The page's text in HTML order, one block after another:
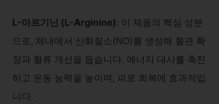
L-아르기닌 (L-Arginine): 이 제품의 핵심 성분
으로, 체내에서 산화질소(NO)를 생성해 혈관 확
장과 혈류 개선을 돕습니다. 에너지 대사를 촉진
하고 운동 능력을 높이며, 피로 회복에 효과적입
니다.